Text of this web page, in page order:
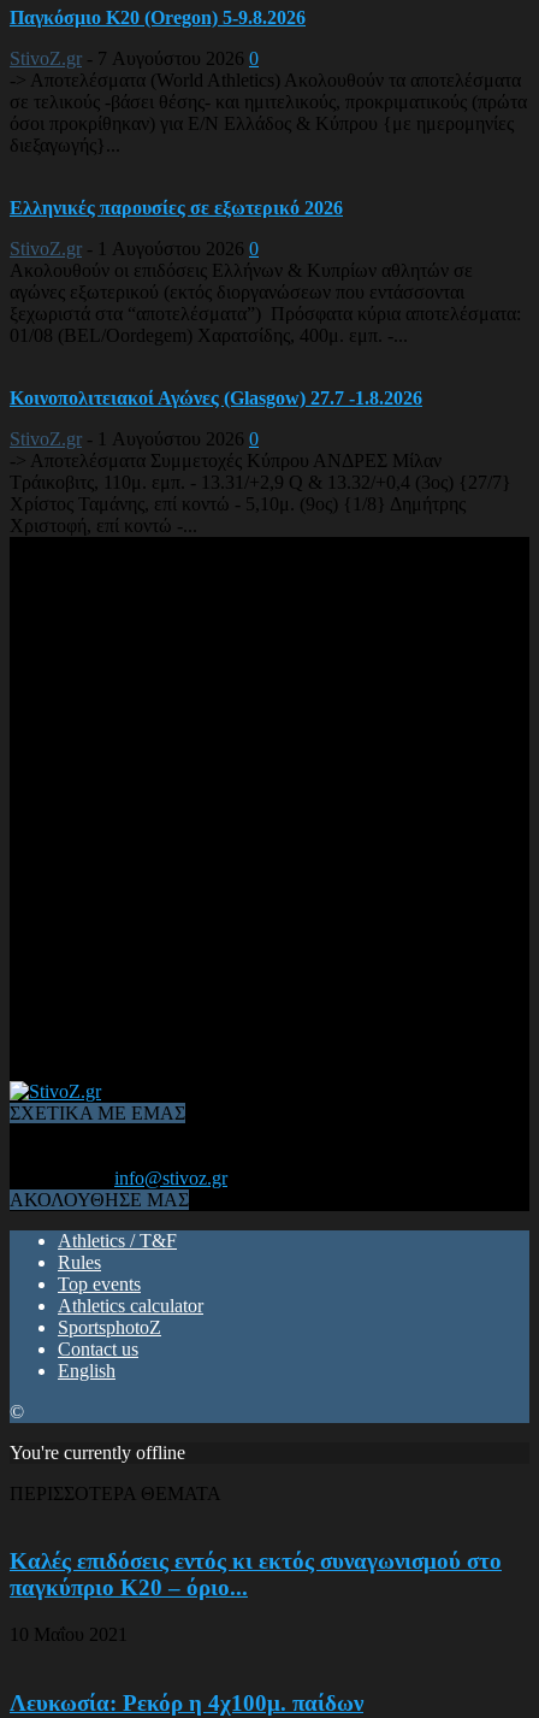
Παγκόσμιο Κ20 (Oregon) 5-9.8.2026
StivoZ.gr - 7 Αυγούστου 2026 0
-> Αποτελέσματα (World Athletics) Ακολουθούν τα αποτελέσματα
σε τελικούς -βάσει θέσης- και ημιτελικούς, προκριματικούς (πρώτα
όσοι προκρίθηκαν) για Ε/Ν Ελλάδος & Κύπρου {με ημερομηνίες
διεξαγωγής}...
Ελληνικές παρουσίες σε εξωτερικό 2026
StivoZ.gr - 1 Αυγούστου 2026 0
Ακολουθούν οι επιδόσεις Ελλήνων & Κυπρίων αθλητών σε
αγώνες εξωτερικού (εκτός διοργανώσεων που εντάσσονται
ξεχωριστά στα “αποτελέσματα”) Πρόσφατα κύρια αποτελέσματα:
01/08 (BEL/Oordegem) Χαρατσίδης, 400μ. εμπ. -...
Κοινοπολιτειακοί Αγώνες (Glasgow) 27.7 -1.8.2026
StivoZ.gr - 1 Αυγούστου 2026 0
-> Αποτελέσματα Συμμετοχές Κύπρου ΑΝΔΡΕΣ Μίλαν
Τράικοβιτς, 110μ. εμπ. - 13.31/+2,9 Q & 13.32/+0,4 (3ος) {27/7}
Χρίστος Ταμάνης, επί κοντώ - 5,10μ. (9ος) {1/8} Δημήτρης
Χριστοφή, επί κοντώ -...
ΣΧΕΤΙΚΑ ΜΕ ΕΜΑΣ
info@stivoz.gr
ΑΚΟΛΟΥΘΗΣΕ ΜΑΣ
Athletics / T&F
Rules
Top events
Athletics calculator
SportsphotoZ
Contact us
English
©
You're currently offline
ΠΕΡΙΣΣΟΤΕΡΑ ΘΕΜΑΤΑ
Καλές επιδόσεις εντός κι εκτός συναγωνισμού στο
παγκύπριο Κ20 – όριο...
10 Μαΐου 2021
Λευκωσία: Ρεκόρ η 4χ100μ. παίδων